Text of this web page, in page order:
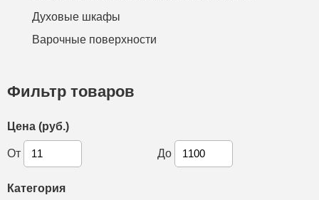
Духовые шкафы
Варочные поверхности
Фильтр товаров
Цена (руб.)
От До
Категория